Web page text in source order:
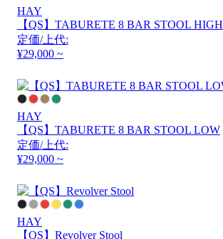
HAY
【QS】TABURETE 8 BAR STOOL HIGH
定価/上代:
¥29,000 ~
HAY
【QS】TABURETE 8 BAR STOOL LOW
定価/上代:
¥29,000 ~
HAY
【QS】Revolver Stool